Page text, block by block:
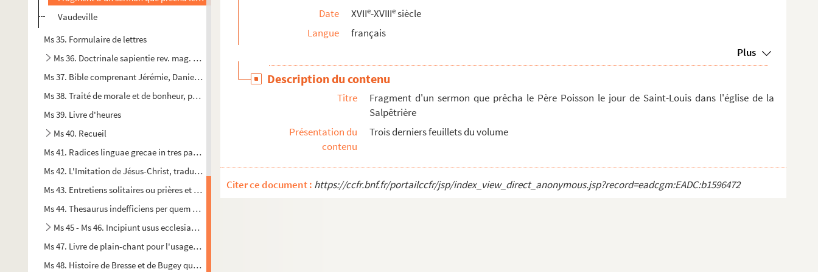
Vaudeville
Ms 35. Formulaire de lettres
Ms 36. Doctrinale sapientie rev. mag. domini de Royes, Senonensis archiepiscopi
Ms 37. Bible comprenant Jérémie, Daniel, Ezéchiel, les petits prophètes, Baruch, les quatre Évangiles, les ...
Ms 38. Traité de morale et de bonheur, par M. Paradis de Remondis, de Bourg-en-Bresse
Ms 39. Livre d'heures
Ms 40. Recueil
Ms 41. Radices linguae grecae in tres partes divisae, quarum prima continet verba, secunda nomina, tertia a...
Ms 42. L'Imitation de Jésus-Christ, traduite et paraphrasée en vers françois par Pierre Corneille
Ms 43. Entretiens solitaires ou prières et méditations, par M. Georges de Brébeuf
Ms 44. Thesaurus indefficiens per quem facile promovemur ad veram perfectionem
Ms 45 - Ms 46. Incipiunt usus ecclesiastici ordinis tocius anni secundum usum ecclesie Lugdunensis
Ms 47. Livre de plain-chant pour l'usage de Messieurs les Pénitents du Confalon de la ville de Bourg, fait ...
Ms 48. Histoire de Bresse et de Bugey qui comprend celle du païs de Gex, du franc Lyonnois et de la Dombes ...
Date
XVIIe-XVIIIesiècle
Langue
français
Plus
Description du contenu
Titre
Fragment d'un sermon que prêcha le Père Poisson le jour de Saint-Louis dans l'église de la
Salpêtrière
Présentation du
contenu
Trois derniers feuillets du volume
Citer ce document : https://ccfr.bnf.fr/portailccfr/jsp/index_view_direct_anonymous.jsp?record=eadcgm:EADC:b1596472